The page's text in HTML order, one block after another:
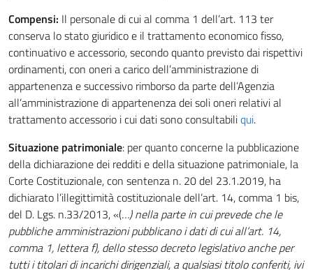
Compensi: Il personale di cui al comma 1 dell’art. 113 ter
conserva lo stato giuridico e il trattamento economico fisso,
continuativo e accessorio, secondo quanto previsto dai rispettivi
ordinamenti, con oneri a carico dell’amministrazione di
appartenenza e successivo rimborso da parte dell’Agenzia
all’amministrazione di appartenenza dei soli oneri relativi al
trattamento accessorio i cui dati sono consultabiliqui.
Situazione patrimoniale: per quanto concerne la pubblicazione
della dichiarazione dei redditi e della situazione patrimoniale, la
Corte Costituzionale, con sentenza n. 20 del 23.1.2019, ha
dichiarato l’illegittimità costituzionale dell’art. 14, comma 1 bis,
del D. Lgs. n.33/2013, «(…) nella parte in cui prevede che le
pubbliche amministrazioni pubblicano i dati di cui all’art. 14,
comma 1, lettera f), dello stesso decreto legislativo anche per
tutti i titolari di incarichi dirigenziali, a qualsiasi titolo conferiti, ivi